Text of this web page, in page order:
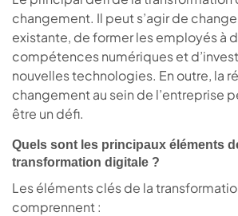
changement. Il peut s’agir de
existante, de former les employés à
compétences numériques et
nouvelles technologies. En outre, la
changement au sein de l’entreprise
être un défi.
Quels sont les principaux éléments
transformation digitale ?
Les éléments clés de la
comprennent :